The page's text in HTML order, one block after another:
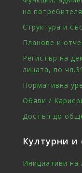
на потребителя
Структура и
Планове и
Регистър на
лицата, по
Нормативна
Обяви /
Достъп до
Културни и
Инициативи на